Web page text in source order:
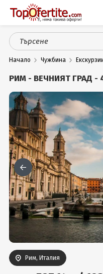
Оферти
СПА
Море
Чужбина
Празници
Турция
Гърция
Услуги
Вход
Начало Чужбина
РИМ - ВЕЧНИЯТ ГРАД -
Рим, Италия